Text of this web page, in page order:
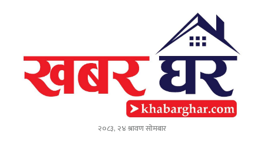
२०८३, २४ श्रावण सोमबार